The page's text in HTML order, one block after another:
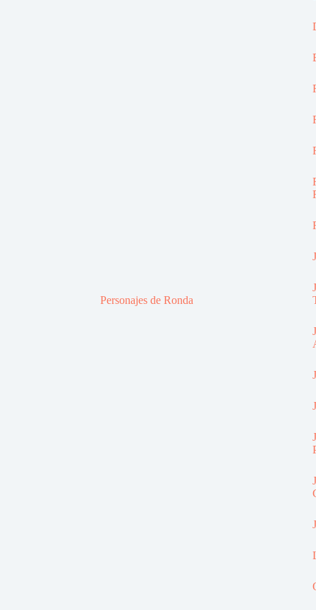
Personajes de Ronda